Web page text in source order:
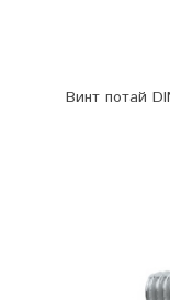
Винт потай